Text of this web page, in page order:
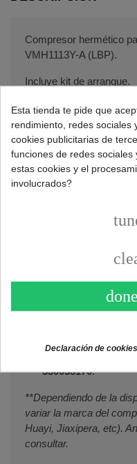
Compresor hermético
VMH1113Y-A (LBP).
Incluye kit de arranque.
Especificaciones
Modelo:
Fuente de
Refrigerante:R600a.
Aplicaciones:
.
Rango temperatura
Códigos originales:
530055170.
**Dependiendo de la
variar la marca del
Huayi, Jiaxipera, etc).
consultar.
Esta tienda te pide que
rendimiento, redes sociales
cookies publicitarias de
funciones de redes
estas cookies y el
involucrados?
Declaración de